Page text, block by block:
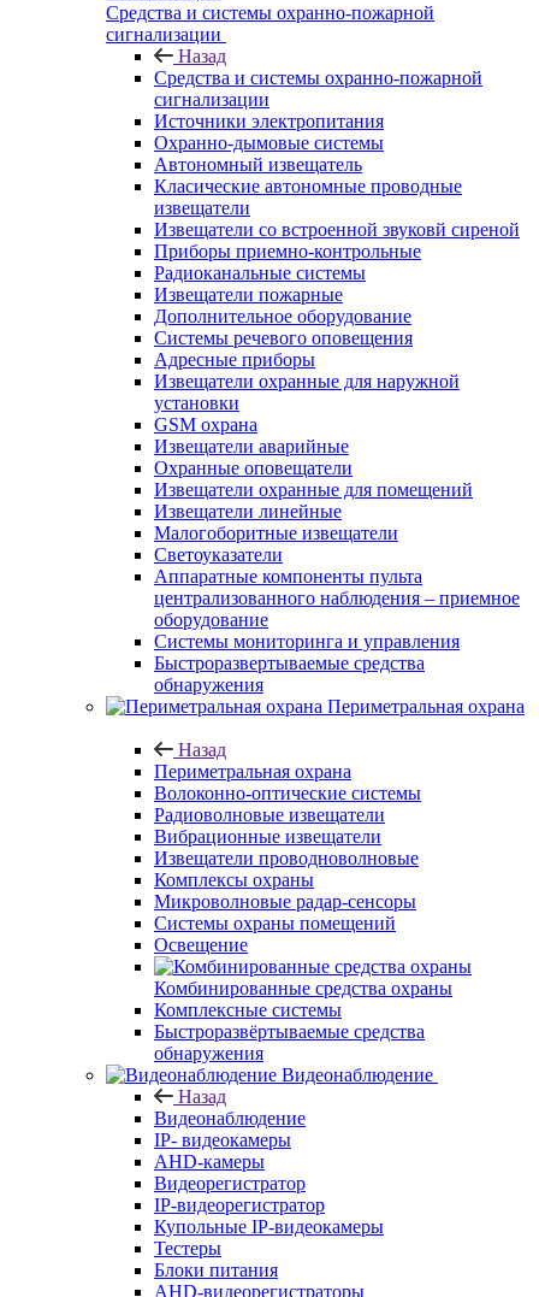
Средства и системы охранно-пожарной
сигнализации
Назад
Средства и системы охранно-пожарной
сигнализации
Источники электропитания
Охранно-дымовые системы
Автономный извещатель
Класические автономные проводные
извещатели
Извещатели со встроенной звуковй сиреной
Приборы приемно-контрольные
Радиоканальные системы
Извещатели пожарные
Дополнительное оборудование
Системы речевого оповещения
Адресные приборы
Извещатели охранные для наружной
установки
GSM охрана
Извещатели аварийные
Охранные оповещатели
Извещатели охранные для помещений
Извещатели линейные
Малогоборитные извещатели
Светоуказатели
Аппаратные компоненты пульта
централизованного наблюдения – приемное
оборудование
Системы мониторинга и управления
Быстроразвертываемые средства
обнаружения
Периметральная охрана
Назад
Периметральная охрана
Волоконно-оптические системы
Радиоволновые извещатели
Вибрационные извещатели
Извещатели проводноволновые
Комплексы охраны
Микроволновые радар-сенсоры
Системы охраны помещений
Освещение
Комбинированные средства охраны
Комплексные системы
Быстроразвёртываемые средства
обнаружения
Видеонаблюдение
Назад
Видеонаблюдение
IP- видеокамеры
AHD-камеры
Видеорегистратор
IP-видеорегистратор
Купольные IP-видеокамеры
Тестеры
Блоки питания
AHD-видеорегистраторы